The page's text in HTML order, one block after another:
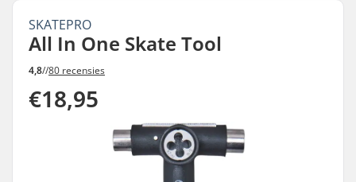
SKATEPRO
All In One Skate Tool
4,8//80 recensies
€18,95